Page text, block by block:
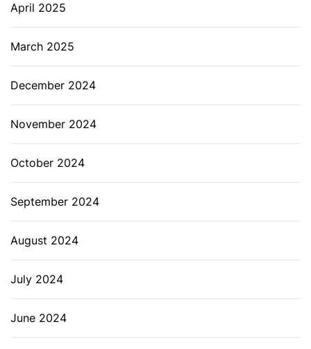
April 2025
March 2025
December 2024
November 2024
October 2024
September 2024
August 2024
July 2024
June 2024